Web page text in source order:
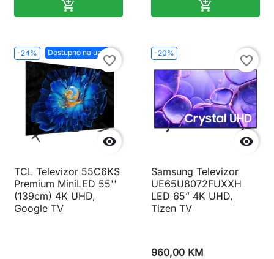
 
-24% Dostupno na upit

favorite_border
TCL Televizor 55C6KS
Premium MiniLED 55''
(139cm) 4K UHD,
Google TV
-20%

favorite_border
Samsung Televizor
UE65U8072FUXXH
LED 65” 4K UHD,
Tizen TV
960,00 KM